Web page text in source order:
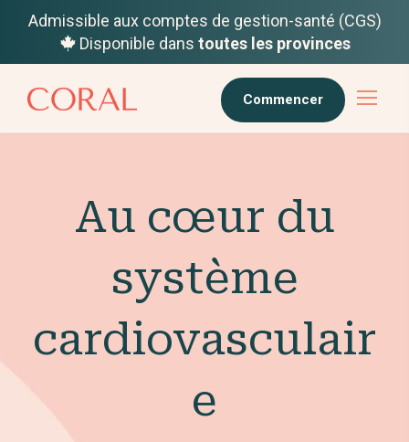
Admissible aux comptes de gestion-santé (CGS)
Disponible dans toutes les provinces
Commencer
Au cœur du
système
cardiovasculair
e